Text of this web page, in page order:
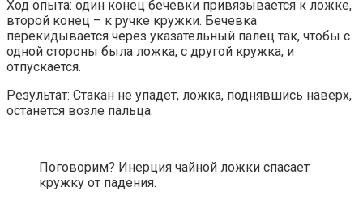
Ход опыта: один конец бечевки привязывается к ложке,
второй конец – к ручке кружки. Бечевка
перекидывается через указательный палец так, чтобы с
одной стороны была ложка, с другой кружка, и
отпускается.
Результат: Стакан не упадет, ложка, поднявшись наверх,
останется возле пальца.
Поговорим? Инерция чайной ложки спасает
кружку от падения.